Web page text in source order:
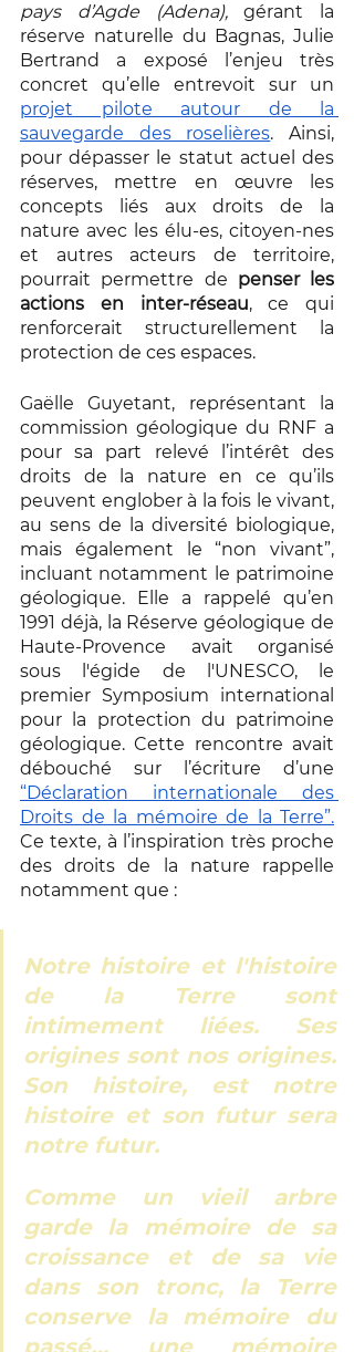
pays d’Agde (Adena), gérant la
réserve naturelle du Bagnas, Julie
Bertrand a exposé l’enjeu très
projet pilote autour de la
sauvegarde des roselières. Ainsi,
pour dépasser le statut actuel des
réserves, mettre en œuvre les
concepts liés aux droits de la
nature avec les élu-es, citoyen-nes
et autres acteurs de territoire,
pourrait permettre de penser les
actions en inter-réseau, ce qui
renforcerait structurellement la
protection de ces espaces.
Gaëlle Guyetant, représentant la
commission géologique du RNF a
pour sa part relevé l’intérêt des
droits de la nature en ce qu’ils
peuvent englober à la fois le vivant,
au sens de la diversité biologique,
mais également le “non vivant”,
incluant notamment le patrimoine
géologique. Elle a rappelé qu’en
1991 déjà, la Réserve géologique de
Haute-Provence avait organisé
sous l'égide de l'UNESCO, le
premier Symposium international
pour la protection du patrimoine
géologique. Cette rencontre avait
“Déclaration internationale des
Droits de la mémoire de la Terre”.
Ce texte, à l’inspiration très proche
des droits de la nature rappelle
notamment que :
Notre histoire et l'histoire
de la Terre sont
intimement liées. Ses
origines sont nos origines.
Son histoire, est notre
histoire et son futur sera
notre futur.
Comme un vieil arbre
garde la mémoire de sa
croissance et de sa vie
dans son tronc, la Terre
conserve la mémoire du